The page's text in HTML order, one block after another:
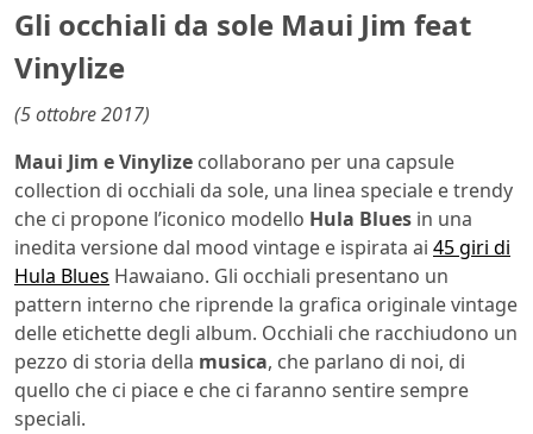
Gli occhiali da sole Maui Jim feat
Vinylize
(5 ottobre 2017)
Maui Jim e Vinylize collaborano per una capsule
collection di occhiali da sole, una linea speciale e trendy
che ci propone l’iconico modello Hula Blues in una
inedita versione dal mood vintage e ispirata ai 45 giri di
Hula Blues Hawaiano. Gli occhiali presentano un
pattern interno che riprende la grafica originale vintage
delle etichette degli album. Occhiali che racchiudono un
pezzo di storia della musica, che parlano di noi, di
quello che ci piace e che ci faranno sentire sempre
speciali.